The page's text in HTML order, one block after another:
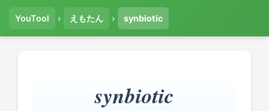
YouTool › えもたん › synbiotic
synbiotic